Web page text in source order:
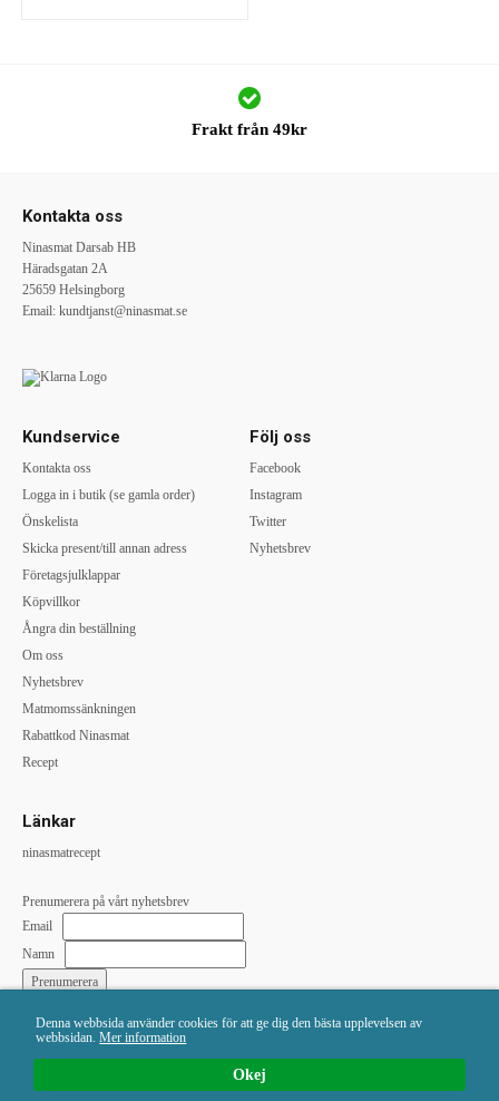
Okej
Denna webbsida använder cookies för att ge dig den bästa upplevelsen av
webbsidan.Mer information
Frakt från 49kr
Kontakta oss
Ninasmat Darsab HB
Häradsgatan 2A
25659 Helsingborg
Email: kundtjanst@ninasmat.se
Kundservice
Kontakta oss
Logga in i butik (se gamla order)
Önskelista
Skicka present/till annan adress
Företagsjulklappar
Köpvillkor
Ångra din beställning
Om oss
Nyhetsbrev
Matmomssänkningen
Rabattkod Ninasmat
Recept
Följ oss
Facebook
Instagram
Twitter
Nyhetsbrev
Länkar
ninasmatrecept
Prenumerera på vårt nyhetsbrev
Email
Namn
Vi skickar till: